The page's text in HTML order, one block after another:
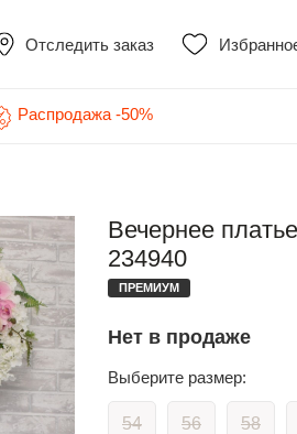
Отследить заказ
Распродажа -50%
Вечернее
234940
ПРЕМИУМ
Нет в продаже
Выберите размер:
54 56 58